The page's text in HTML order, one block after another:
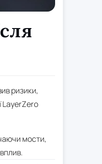
ризики,
LayerZero
мости,